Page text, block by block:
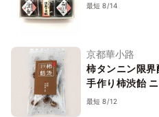
最短 8/14
京都華小路
柿タンニン限
手作り柿渋飴
最短 8/12